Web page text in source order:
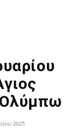
Ολύμπω
2025